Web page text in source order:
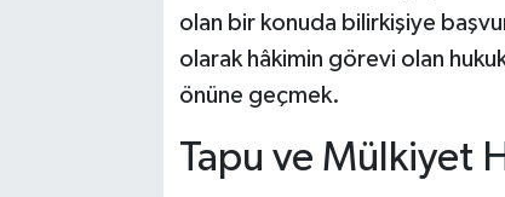
olan bir konuda bilirkişiye
olarak hâkimin görevi olan
önüne geçmek.
Tapu ve Mülkiyet